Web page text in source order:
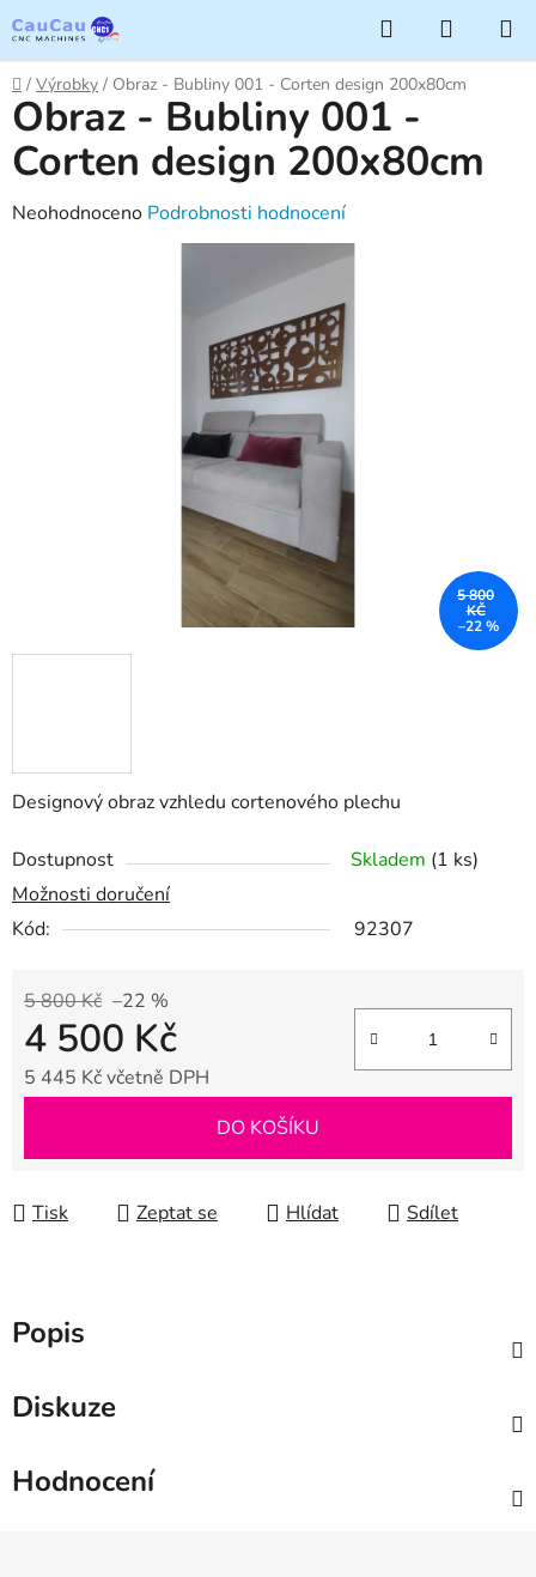
na
obsah
Hledat
KOŠÍK
Domů
/ Výrobky / Obraz - Bubliny 001 - Corten design 200x80cm
Designový obraz vzhledu cortenového plechu
Dostupnost Skladem (1 ks)
Možnosti doručení
Kód:
92307
5 800 Kč –22 %
4 500 Kč
5 445 Kč včetně DPH
DO KOŠÍKU
Tisk Zeptat se Hlídat Sdílet
Obraz - Bubliny 001 -
Corten design 200x80cm
Průměrné
Neohodnoceno Podrobnosti hodnocení
5 800
KČ
–22 %
Popis
Diskuze
Hodnocení